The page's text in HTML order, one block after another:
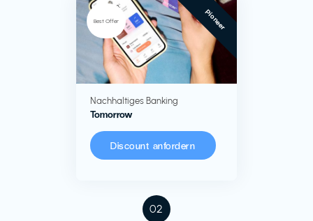
02
Best Offer Pioneer
Nachhaltiges Banking
Tomorrow
Discount anfordern